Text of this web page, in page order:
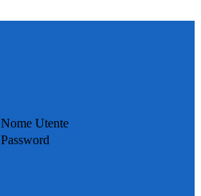
Nome Utente
Password